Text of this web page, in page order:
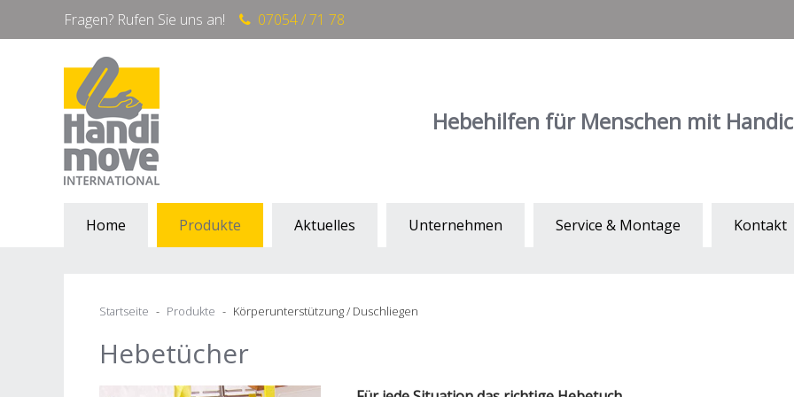
Fragen? Rufen Sie uns an! 07054 / 71 78
Hebehilfen für Menschen mit
Home Produkte Aktuelles Unternehmen Service & Montage Kontakt
Startseite Produkte Körperunterstützung / Duschliegen
Hebetücher